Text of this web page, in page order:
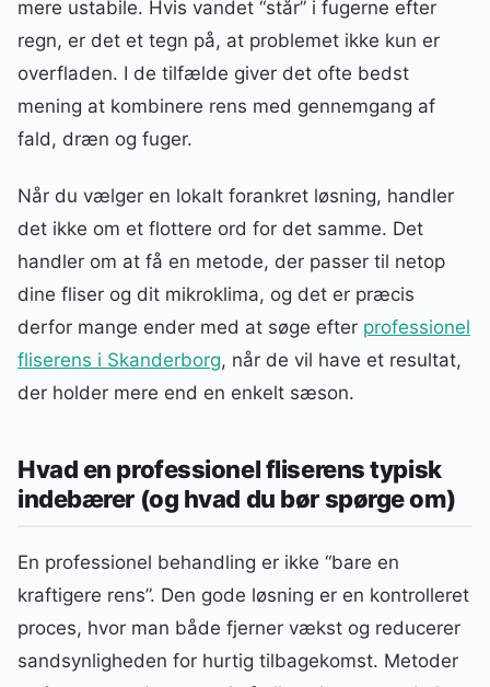
mere ustabile. Hvis vandet “står” i fugerne efter
regn, er det et tegn på, at problemet ikke kun er
overfladen. I de tilfælde giver det ofte bedst
mening at kombinere rens med gennemgang af
fald, dræn og fuger.
Når du vælger en lokalt forankret løsning, handler
det ikke om et flottere ord for det samme. Det
handler om at få en metode, der passer til netop
dine fliser og dit mikroklima, og det er præcis
derfor mange ender med at søge efter professionel
fliserens i Skanderborg, når de vil have et resultat,
der holder mere end en enkelt sæson.
Hvad en professionel fliserens typisk
indebærer (og hvad du bør spørge om)
En professionel behandling er ikke “bare en
kraftigere rens”. Den gode løsning er en kontrolleret
proces, hvor man både fjerner vækst og reducerer
sandsynligheden for hurtig tilbagekomst. Metoder